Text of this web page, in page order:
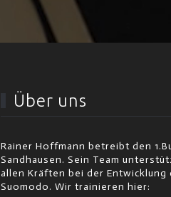
Über uns
Rainer Hoffmann betreibt den
Sandhausen. Sein Team
allen Kräften bei der Entwicklung
Suomodo. Wir trainieren hier: